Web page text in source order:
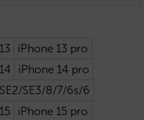
iPhone 13 pro
iPhone 14 pro
SE3/8/7/6s/6
iPhone 15 pro